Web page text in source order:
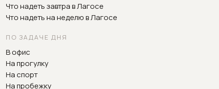
Что надеть завтра в Лагосе
Что надеть на неделю в Лагосе
ПО ЗАДАЧЕ ДНЯ
В офис
На прогулку
На спорт
На пробежку